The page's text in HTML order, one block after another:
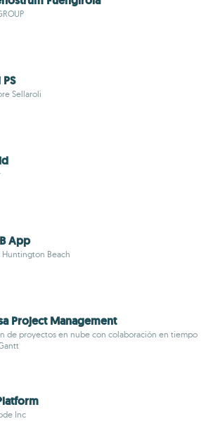
Sellaroli
App
Beach
Project Management
de proyectos en nube con colaboración en tiempo
Inc